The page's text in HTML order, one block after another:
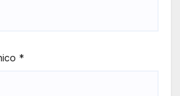
*